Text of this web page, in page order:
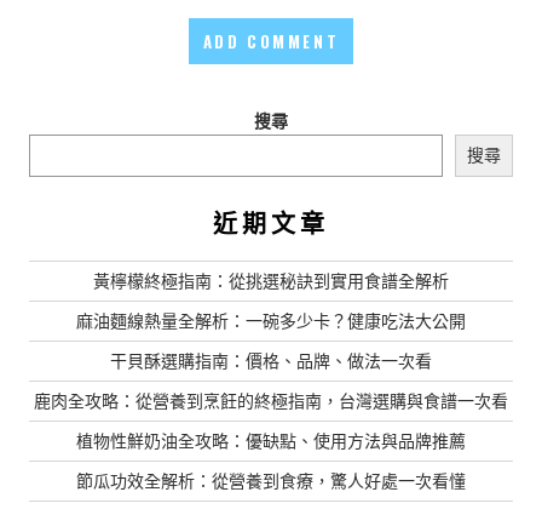
搜尋
搜尋
近期文章
黃檸檬終極指南：從挑選秘訣到實用食譜全解析
麻油麵線熱量全解析：一碗多少卡？健康吃法大公開
干貝酥選購指南：價格、品牌、做法一次看
鹿肉全攻略：從營養到烹飪的終極指南，台灣選購與食譜一次看
植物性鮮奶油全攻略：優缺點、使用方法與品牌推薦
節瓜功效全解析：從營養到食療，驚人好處一次看懂